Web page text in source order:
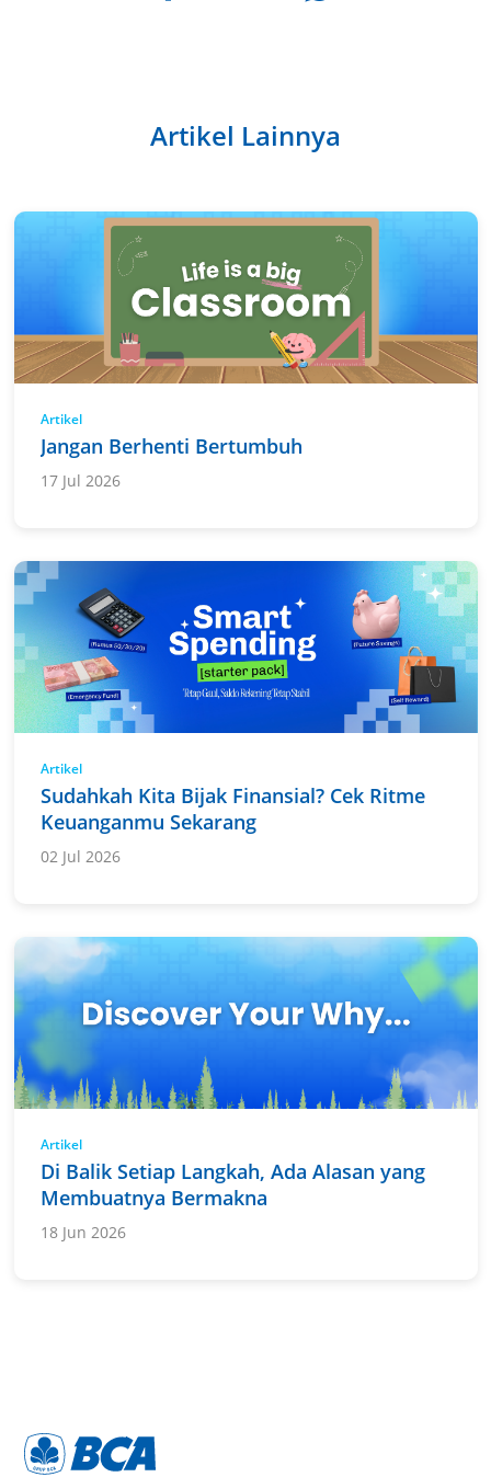
Artikel Lainnya
Artikel
Jangan Berhenti Bertumbuh
17 Jul 2026
Artikel
Sudahkah Kita Bijak Finansial? Cek Ritme
Keuanganmu Sekarang
02 Jul 2026
Artikel
Di Balik Setiap Langkah, Ada Alasan yang
Membuatnya Bermakna
18 Jun 2026